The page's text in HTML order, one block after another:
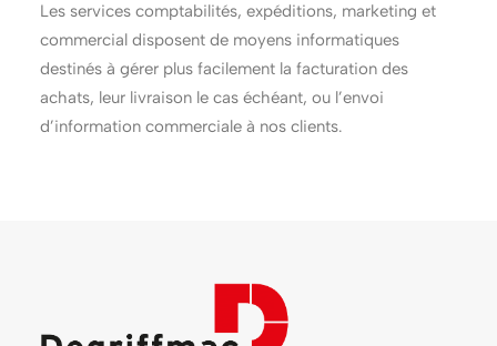
Les services comptabilités, expéditions, marketing et
commercial disposent de moyens informatiques
destinés à gérer plus facilement la facturation des
achats, leur livraison le cas échéant, ou l’envoi
d’information commerciale à nos clients.